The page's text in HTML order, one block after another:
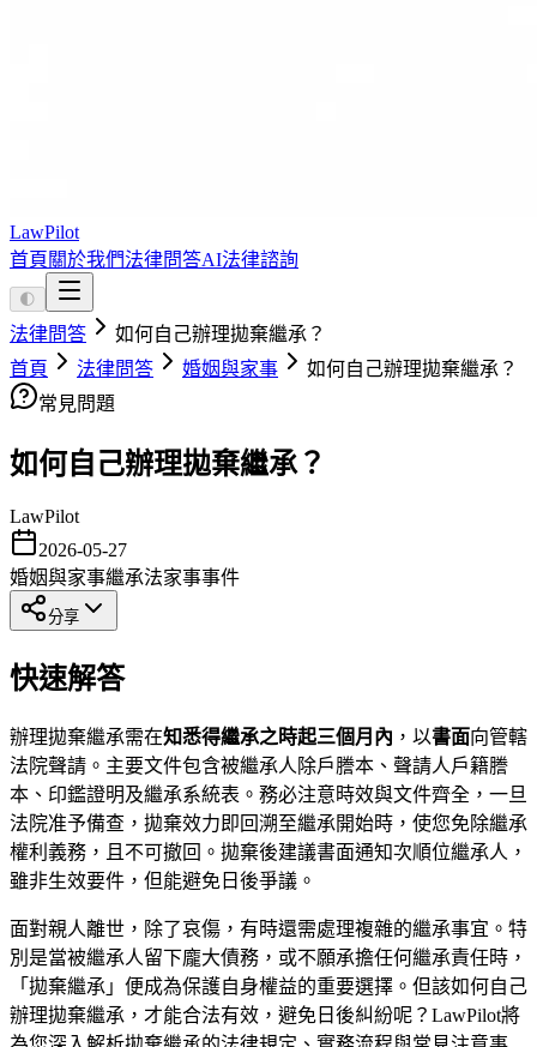
LawPilot
首頁 關於我們法律問答AI法律諮詢
🌓
法律問答
如何自己辦理拋棄繼承？
首頁
法律問答 婚姻與家事
如何自己辦理拋棄繼承？
常見問題
如何自己辦理拋棄繼承？
LawPilot
2026-05-27
婚姻與家事繼承法家事事件
分享
快速解答
辦理拋棄繼承需在知悉得繼承之時起三個月內 ，以書面向管轄
法院聲請。主要文件包含被繼承人除戶謄本、聲請人戶籍謄
本、印鑑證明及繼承系統表。務必注意時效與文件齊全，一旦
法院准予備查，拋棄效力即回溯至繼承開始時，使您免除繼承
權利義務，且不可撤回。拋棄後建議書面通知次順位繼承人，
雖非生效要件，但能避免日後爭議。
面對親人離世，除了哀傷，有時還需處理複雜的繼承事宜。特
別是當被繼承人留下龐大債務，或不願承擔任何繼承責任時，
「拋棄繼承」便成為保護自身權益的重要選擇。但該如何自己
辦理拋棄繼承，才能合法有效，避免日後糾紛呢？LawPilot將